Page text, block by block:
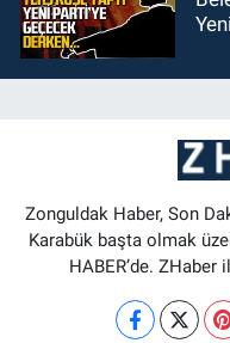
Zonguldak Haber, Son
Karabük başta olmak
HABER’de. ZHaber